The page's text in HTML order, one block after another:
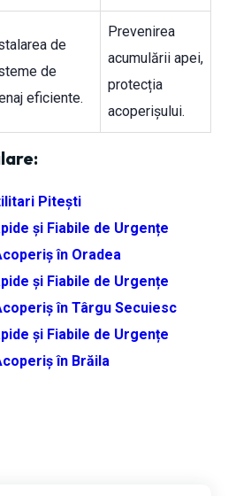
de
de
eficiente.
Prevenirea
acumulării apei,
protecția
acoperișului.
Pitești
și Fiabile de Urgențe
în Oradea
și Fiabile de Urgențe
în Târgu Secuiesc
și Fiabile de Urgențe
în Brăila